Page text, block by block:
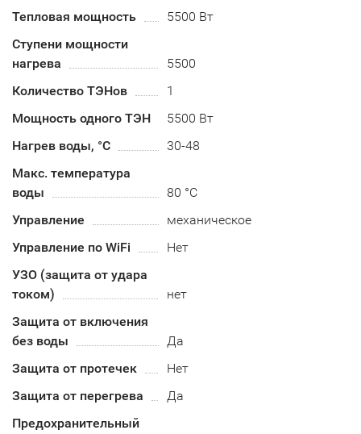
Тепловая мощность
5500 Вт
Ступени мощности
нагрева
5500
Количество ТЭНов
1
Мощность одного ТЭН
5500 Вт
Нагрев воды, °С
30-48
Макс. температура
воды
80 °С
Управление
механическое
Управление по WiFi
Нет
УЗО (защита от удара
током)
нет
Защита от включения
без воды
Да
Защита от протечек
Нет
Защита от перегрева
Да
Предохранительный